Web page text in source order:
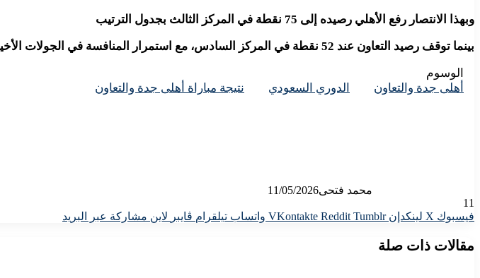
وبهذا الانتصار رفع الأهلي رصيده إلى 75 نقطة في المركز الثالث بجدول الترتيب
بينما توقف رصيد التعاون عند 52 نقطة في المركز السادس، مع استمرار المنافسة في الجولات الأخيرة من الدوري.
الوسوم
أهلى جدة والتعاون
الدوري السعودي نتيجة مباراة أهلى جدة والتعاون
محمد فتحى11/05/2026
11
فيسبوك X لينكدإن واتساب تيلقرام ڤايبر لاين مشاركة عبر البريد
مقالات ذات صلة